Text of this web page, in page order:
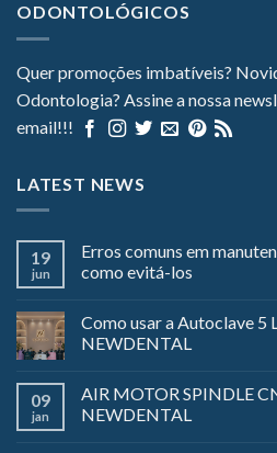
ODONTOLÓGICOS
Quer promoções imbatíveis?
Odontologia? Assine a nossa
email!!!
LATEST NEWS
19
jun
Erros comuns em
como evitá-los
Como usar a Autoclave 5
NEWDENTAL
09
jan
AIR MOTOR SPINDLE
NEWDENTAL